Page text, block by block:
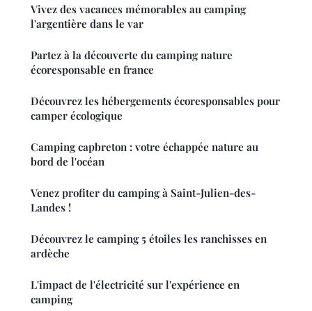
Vivez des vacances mémorables au camping
l'argentière dans le var
Partez à la découverte du camping nature
écoresponsable en france
Découvrez les hébergements écoresponsables pour
camper écologique
Camping capbreton : votre échappée nature au
bord de l'océan
Venez profiter du camping à Saint-Julien-des-
Landes !
Découvrez le camping 5 étoiles les ranchisses en
ardèche
L'impact de l'électricité sur l'expérience en
camping